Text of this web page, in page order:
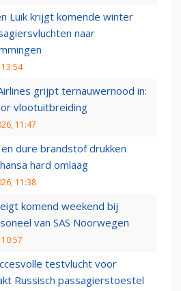
Luik krijgt komende winter
naar
grijpt ternauwernood in:
vlootuitbreiding
11:47
dure brandstof drukken
hard omlaag
11:38
komend weekend bij
van SAS Noorwegen
testvlucht voor
Russisch passagierstoestel